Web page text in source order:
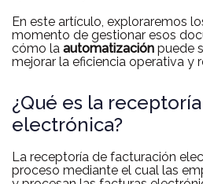
En este artículo, exploraremos
momento de gestionar esos
cómo la automatización puede
mejorar la eficiencia operativa y
¿Qué es la
electrónica?
La receptoría de facturación
proceso mediante el cual las